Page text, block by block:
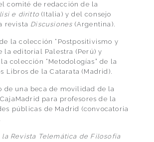
comité de redacción de la
e diritto (Italia) y del consejo
revista Discusiones (Argentina).
la colección “Postpositivismo y
la editorial Palestra (Perú) y
colección “Metodologías” de la
Libros de la Catarata (Madrid).
de una beca de movilidad de la
para profesores de la
públicas de Madrid (convocatoria
Revista Telemática de Filosofía